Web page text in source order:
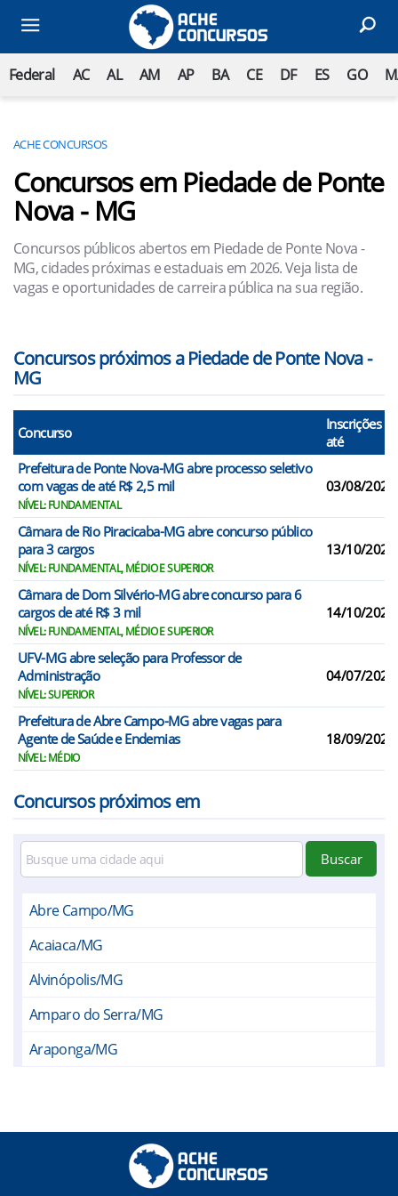
Federal AC AL AM AP BA CE DF ES GO
ACHE CONCURSOS
Concursos em Piedade de Ponte
Nova - MG
Concursos públicos abertos em Piedade de Ponte Nova -
MG, cidades próximas e estaduais em 2026. Veja lista de
vagas e oportunidades de carreira pública na sua região.
Concursos próximos a Piedade de Ponte Nova -
MG
Concurso
Inscrições
até
Prefeitura de Ponte Nova-MG abre processo seletivo
com vagas de até R$ 2,5 mil
NÍVEL: FUNDAMENTAL
03/08/2026
Câmara de Rio Piracicaba-MG abre concurso público
para 3 cargos
NÍVEL: FUNDAMENTAL, MÉDIO E SUPERIOR
13/10/2026
Câmara de Dom Silvério-MG abre concurso para 6
cargos de até R$ 3 mil
NÍVEL: FUNDAMENTAL, MÉDIO E SUPERIOR
14/10/2026
UFV-MG abre seleção para Professor de
Administração
NÍVEL: SUPERIOR
04/07/2026
Prefeitura de Abre Campo-MG abre vagas para
Agente de Saúde e Endemias
NÍVEL: MÉDIO
18/09/2026
Concursos próximos em
Buscar
Abre Campo/MG
Acaiaca/MG
Alvinópolis/MG
Amparo do Serra/MG
Araponga/MG
Belmiro Braga/MG